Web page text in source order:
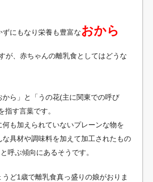
ずにもなり栄養も豊富なおから
が、赤ちゃんの離乳食としてはどうな
から」と「うの花(主に関東での呼び
指す言葉です。
何も加えられていないプレーンな物を
な具材や調味料を加えて加工されたもの
呼ぶ傾向にあるそうです。
ど1歳で離乳食真っ盛りの娘がおりま